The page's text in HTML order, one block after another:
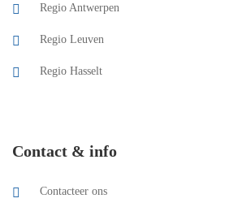
Regio Antwerpen
Regio Leuven
Regio Hasselt
Contact & info
Contacteer ons